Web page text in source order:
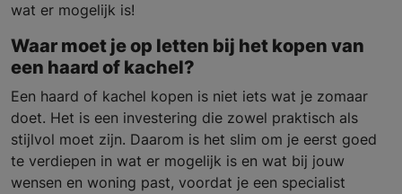
wat er mogelijk is!
Waar moet je op letten bij het kopen van
een haard of kachel?
Een haard of kachel kopen is niet iets wat je zomaar
doet. Het is een investering die zowel praktisch als
stijlvol moet zijn. Daarom is het slim om je eerst goed
te verdiepen in wat er mogelijk is en wat bij jouw
wensen en woning past, voordat je een specialist